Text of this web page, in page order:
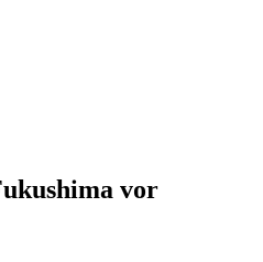
vor